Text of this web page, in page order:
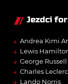
Jezdci
→ Andrea Kimi
→ Lewis
→ George Russell
→ Charles Leclerc
Lando Norris